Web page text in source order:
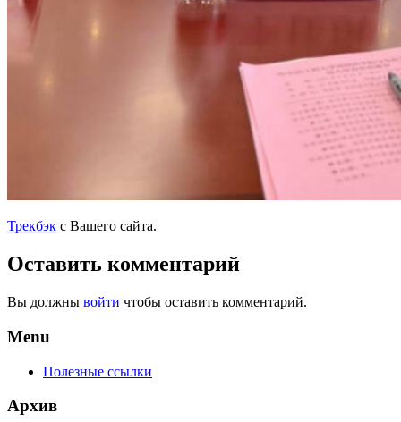
Трекбэк с Вашего сайта.
Оставить комментарий
Вы должны войти чтобы оставить комментарий.
Menu
Полезные ссылки
Архив